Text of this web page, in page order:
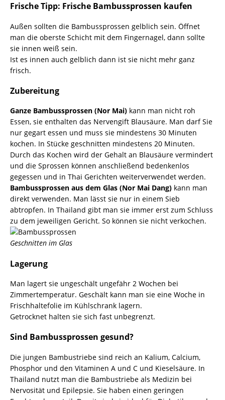
Frische Tipp: Frische Bambussprossen kaufen
Außen sollten die Bambussprossen gelblich sein. Öffnet
man die oberste Schicht mit dem Fingernagel, dann sollte
sie innen weiß sein.
Ist es innen auch gelblich dann ist sie nicht mehr ganz
frisch.
Zubereitung
Ganze Bambussprossen (Nor Mai) kann man nicht roh
Essen, sie enthalten das Nervengift Blausäure. Man darf Sie
nur gegart essen und muss sie mindestens 30 Minuten
kochen. In Stücke geschnitten mindestens 20 Minuten.
Durch das Kochen wird der Gehalt an Blausäure vermindert
und die Sprossen können anschließend bedenkenlos
gegessen und in Thai Gerichten weiterverwendet werden.
Bambussprossen aus dem Glas (Nor Mai Dang) kann man
direkt verwenden. Man lässt sie nur in einem Sieb
abtropfen. In Thailand gibt man sie immer erst zum Schluss
zu dem jeweiligen Gericht. So können sie nicht verkochen.
Geschnitten im Glas
Lagerung
Man lagert sie ungeschält ungefähr 2 Wochen bei
Zimmertemperatur. Geschält kann man sie eine Woche in
Frischhaltefolie im Kühlschrank lagern.
Getrocknet halten sie sich fast unbegrenzt.
Sind Bambussprossen gesund?
Die jungen Bambustriebe sind reich an Kalium, Calcium,
Phosphor und den Vitaminen A und C und Kieselsäure. In
Thailand nutzt man die Bambustriebe als Medizin bei
Nervosität und Epilepsie. Sie haben einen geringen